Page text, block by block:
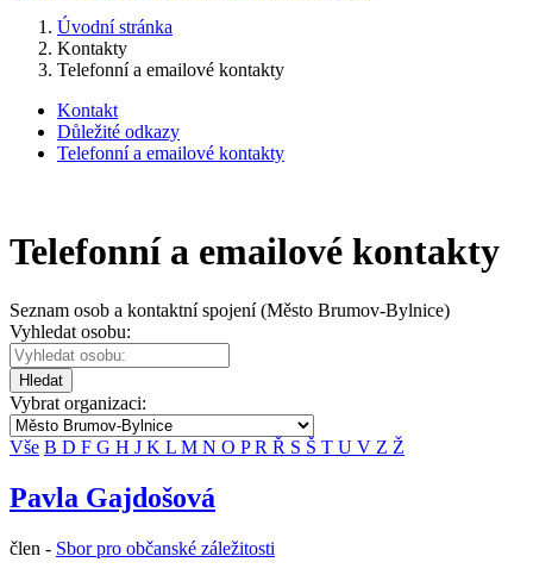
Úvodní stránka
Kontakty
Telefonní a emailové kontakty
Kontakt
Důležité odkazy
Telefonní a emailové kontakty
Telefonní a emailové kontakty
Seznam osob a kontaktní spojení (Město Brumov-Bylnice)
Vyhledat osobu:
Hledat
Vybrat organizaci:
Vše B D F G H J K L M N O PR Ř S Š T U V Z Ž
Pavla Gajdošová
člen - Sbor pro občanské záležitosti